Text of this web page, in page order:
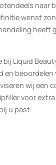
naar
wenst
heeft
bij Liquid
en
wij een
voor
u past.